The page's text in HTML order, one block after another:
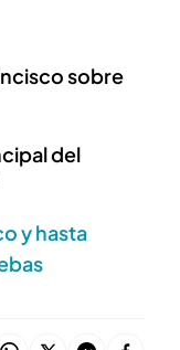
sobre
del
y hasta